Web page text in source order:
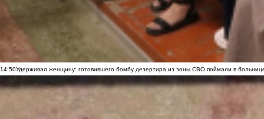
14:50Удерживал женщину: готовившего бомбу дезертира из зоны СВО поймали в